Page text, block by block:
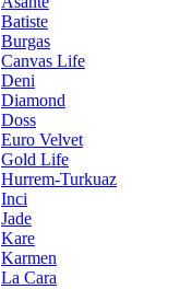
Batiste
Burgas
Canvas Life
Deni
Diamond
Doss
Euro Velvet
Gold Life
Hurrem-Turkuaz
Inci
Jade
Kare
Karmen
La Cara